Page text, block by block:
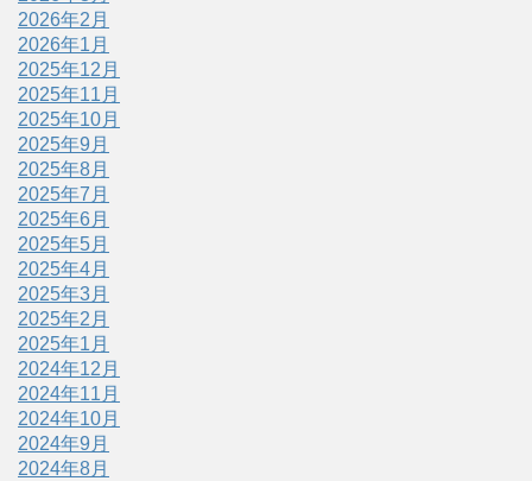
2026年2月
2026年1月
2025年12月
2025年11月
2025年10月
2025年9月
2025年8月
2025年7月
2025年6月
2025年5月
2025年4月
2025年3月
2025年2月
2025年1月
2024年12月
2024年11月
2024年10月
2024年9月
2024年8月